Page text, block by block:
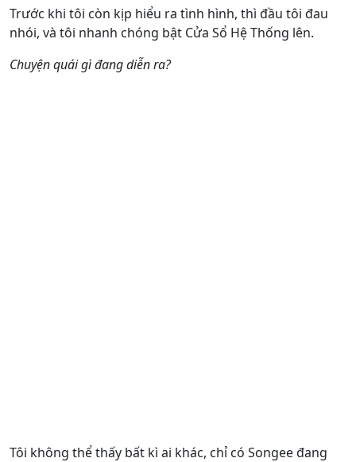
Trước khi tôi còn kịp hiểu ra tình hình, thì đầu tôi đau
nhói, và tôi nhanh chóng bật Cửa Sổ Hệ Thống lên.
Chuyện quái gì đang diễn ra?
Tôi không thể thấy bất kì ai khác, chỉ có Songee đang